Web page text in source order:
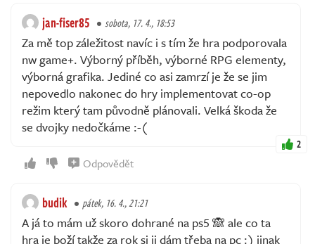
jan-fiser85 sobota, 17. 4., 18:53
Za mě top záležitost navíc i s tím že hra podporovala
nw game+. Výborný příběh, výborné RPG elementy,
výborná grafika. Jediné co asi zamrzí je že se jim
nepovedlo nakonec do hry implementovat co-op
režim který tam původně plánovali. Velká škoda že
se dvojky nedočkáme :-(
2
Odpovědět
budik pátek, 16. 4., 21:21
A já to mám už skoro dohrané na ps5 🙈 ale co ta
hra je boží takže za rok si ji dám třeba na pc :) jinak